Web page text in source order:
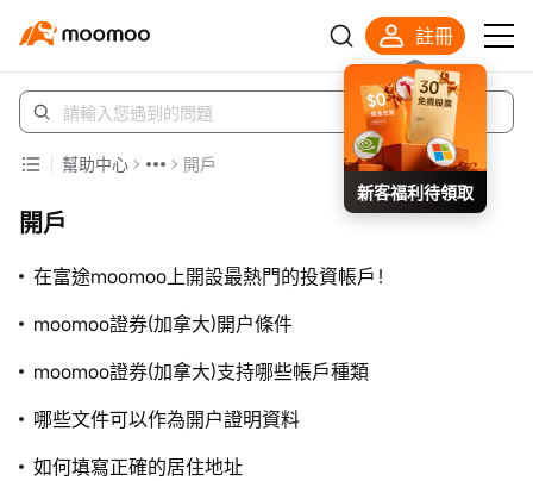
註冊
新客福利待領取
幫助中心 開戶
開戶
在富途moomoo上開設最熱門的投資帳戶！
moomoo證券(加拿大)開户條件
moomoo證券(加拿大)支持哪些帳戶種類
哪些文件可以作為開户證明資料
如何填寫正確的居住地址